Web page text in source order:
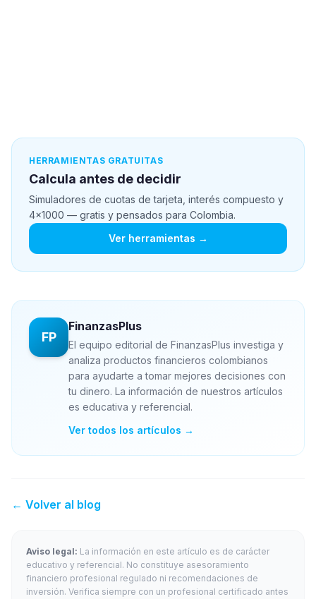
HERRAMIENTAS GRATUITAS
Calcula antes de decidir
Simuladores de cuotas de tarjeta, interés compuesto y
4x1000 — gratis y pensados para Colombia.
Ver herramientas →
FP
FinanzasPlus
El equipo editorial de FinanzasPlus investiga y
analiza productos financieros colombianos
para ayudarte a tomar mejores decisiones con
tu dinero. La información de nuestros artículos
es educativa y referencial.
Ver todos los artículos →
← Volver al blog
Aviso legal: La información en este artículo es de carácter
educativo y referencial. No constituye asesoramiento
financiero profesional regulado ni recomendaciones de
inversión. Verifica siempre con un profesional certificado antes